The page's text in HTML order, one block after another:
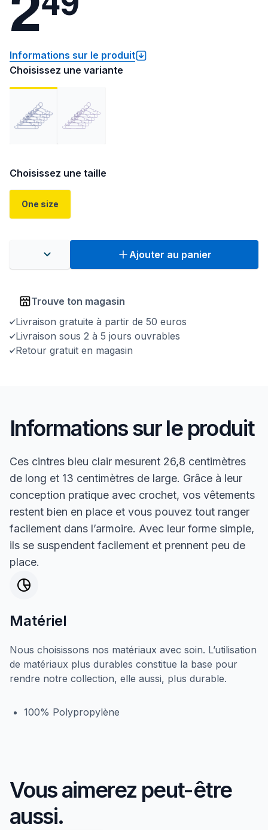
Informations sur le produit
Choisissez une variante
Choisissez une taille
One size
Ajouter au panier
Trouve ton magasin
Livraison gratuite à partir de 50 euros
Livraison sous 2 à 5 jours ouvrables
Retour gratuit en magasin
Informations sur le produit
Ces cintres bleu clair mesurent 26,8 centimètres
de long et 13 centimètres de large. Grâce à leur
conception pratique avec crochet, vos vêtements
restent bien en place et vous pouvez tout ranger
facilement dans l’armoire. Avec leur forme simple,
ils se suspendent facilement et prennent peu de
place.
Matériel
Nous choisissons nos matériaux avec soin. L’utilisation
de matériaux plus durables constitue la base pour
rendre notre collection, elle aussi, plus durable.
100% Polypropylène
Vous aimerez peut-être
aussi.